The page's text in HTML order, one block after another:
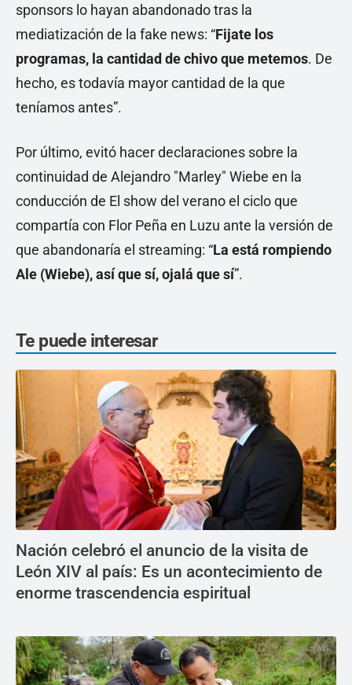
sponsors lo hayan abandonado tras la
mediatización de la fake news: “Fijate los
programas, la cantidad de chivo que metemos. De
hecho, es todavía mayor cantidad de la que
teníamos antes”.
Por último, evitó hacer declaraciones sobre la
continuidad de Alejandro "Marley" Wiebe en la
conducción de El show del verano el ciclo que
compartía con Flor Peña en Luzu ante la versión de
que abandonaría el streaming: “La está rompiendo
Ale (Wiebe), así que sí, ojalá que sí”.
Te puede interesar
Nación celebró el anuncio de la visita de
León XIV al país: Es un acontecimiento de
enorme trascendencia espiritual